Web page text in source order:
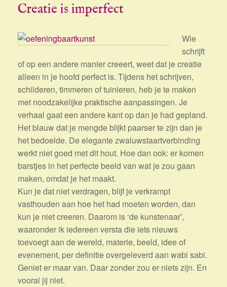
Creatie is imperfect
Wie
schrijft
of op een andere manier creeert, weet dat je creatie
alleen in je hoofd perfect is. Tijdens het schrijven,
schilderen, timmeren of tuinieren, heb je te maken
met noodzakelijke praktische aanpassingen. Je
verhaal gaat een andere kant op dan je had gepland.
Het blauw dat je mengde blijkt paarser te zijn dan je
het bedoelde. De elegante zwaluwstaartverbinding
werkt niet goed met dit hout. Hoe dan ook: er komen
barstjes in het perfecte beeld van wat je zou gaan
maken, omdat je het maakt.
Kun je dat niet verdragen, blijf je verkrampt
vasthouden aan hoe het had moeten worden, dan
kun je niet creeren. Daarom is ‘de kunstenaar’,
waaronder ik iedereen versta die iets nieuws
toevoegt aan de wereld, materie, beeld, idee of
evenement, per definitie overgeleverd aan wabi sabi.
Geniet er maar van. Daar zonder zou er niets zijn. En
vooral jij niet.